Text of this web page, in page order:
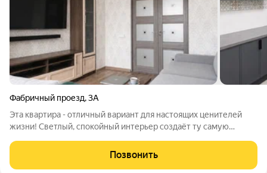
Фабричный проезд,3А
Эта квартира - отличный вариант для настоящих ценителей
жизни! Светлый, спокойный интерьер создаёт ту самую
насыщенного дня. Качественная мебель и полный комплект
современной техники с бойлером
Позвонить